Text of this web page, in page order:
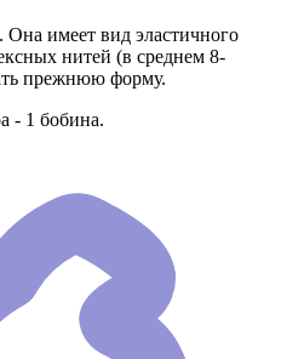
имеет вид эластичного
нитей (в среднем 8-
прежнюю форму.
- 1 бобина.